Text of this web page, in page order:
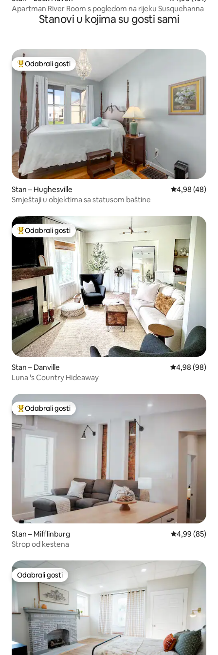
Apartman River Room s pogledom na rijeku Susquehanna
Stanovi u kojima su gosti sami
Među najviše rangiranima s oznakom „Odabrali gosti”
Odabrali gosti
Stan – Hughesville Prosječna
4,98 (48)
Smještaji u objektima sa statusom baštine
Među najviše rangiranima s oznakom „Odabrali gosti”
Odabrali gosti
Stan – Danville Prosječna
4,98 (98)
Luna 's Country Hideaway
Među najviše rangiranima s oznakom „Odabrali gosti”
Odabrali gosti
Stan – Mifflinburg Prosječna
4,99 (85)
Strop od kestena
Odabrali gosti
Odabrali gosti